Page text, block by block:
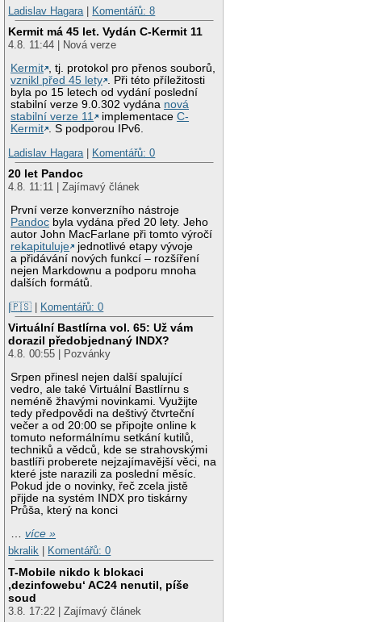
Ladislav Hagara | Komentářů: 8
Kermit má 45 let. Vydán C-Kermit 11
4.8. 11:44 | Nová verze
Kermit , tj. protokol pro přenos souborů,
vznikl před 45 lety . Při této příležitosti
byla po 15 letech od vydání poslední
stabilní verze 9.0.302 vydána nová
stabilní verze 11
implementaceC-
Kermit . S podporou IPv6.
Ladislav Hagara | Komentářů: 0
20 let Pandoc
4.8. 11:11 | Zajímavý článek
První verze konverzního nástroje
Pandoc byla vydána před 20 lety. Jeho
autor John MacFarlane při tomto výročí
rekapituluje
jednotlivé etapy vývoje
a přidávání nových funkcí – rozšíření
nejen Markdownu a podporu mnoha
dalších formátů.
|🇵🇸 | Komentářů: 0
Virtuální Bastlírna vol. 65: Už vám
dorazil předobjednaný INDX?
4.8. 00:55 | Pozvánky
Srpen přinesl nejen další spalující
vedro, ale také Virtuální Bastlírnu s
neméně žhavými novinkami. Využijte
tedy předpovědi na deštivý čtvrteční
večer a od 20:00 se připojte online k
tomuto neformálnímu setkání kutilů,
techniků a vědců, kde se strahovskými
bastlíři proberete nejzajímavější věci, na
které jste narazili za poslední měsíc.
Pokud jde o novinky, řeč zcela jistě
přijde na systém INDX pro tiskárny
Průša, který na konci
…více »
bkralik
Komentářů: 0
T-Mobile nikdo k blokaci
‚dezinfowebu‘ AC24 nenutil, píše
soud
3.8. 17:22 | Zajímavý článek